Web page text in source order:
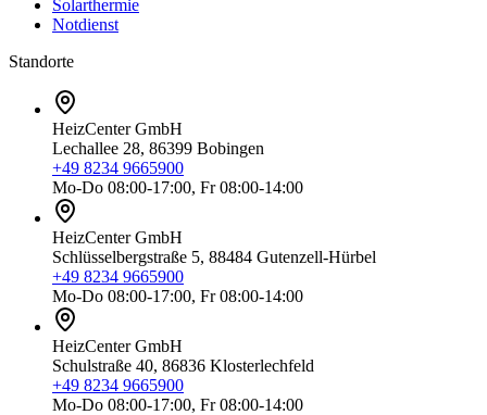
Solarthermie
Notdienst
Standorte
HeizCenter GmbH
Lechallee 28, 86399 Bobingen
+49 8234 9665900
Mo-Do 08:00-17:00, Fr 08:00-14:00
HeizCenter GmbH
Schlüsselbergstraße 5, 88484 Gutenzell-Hürbel
+49 8234 9665900
Mo-Do 08:00-17:00, Fr 08:00-14:00
HeizCenter GmbH
Schulstraße 40, 86836 Klosterlechfeld
+49 8234 9665900
Mo-Do 08:00-17:00, Fr 08:00-14:00